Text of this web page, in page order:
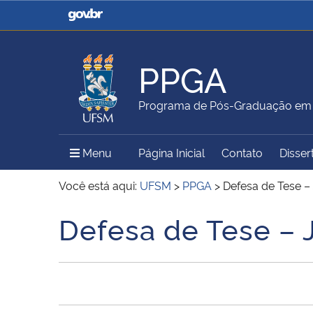
Casa Civil
Ministério da Justiça e
Ministério da Agricultura,
Pecuária e Abastecimento
Ministério da Educação
Ministério do Meio Ambiente Ministério do Turismo
Secretaria de Governo
Gabinete de Segurança
PPGA
Programa de Pós-Graduação
Menu Menu Principal do Sítio
Página Inicial Contato
Você está aqui: UFSM > PPGA > Defesa de Tese
Início do conteúdo
Defesa de Tese –